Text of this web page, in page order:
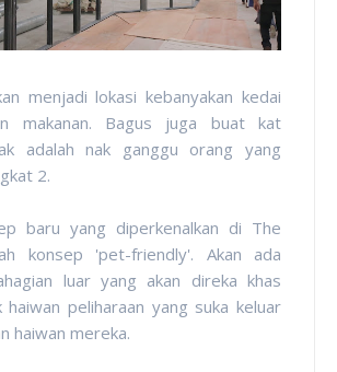
menjadi lokasi kebanyakan kedai
makanan. Bagus juga buat kat
adalah nak ganggu orang yang
2.
baru yang diperkenalkan di The
konsep 'pet-friendly'. Akan ada
luar yang akan direka khas
haiwan peliharaan yang suka keluar
haiwan mereka.